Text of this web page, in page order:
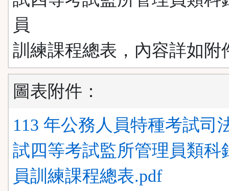
員
訓練課程總表，內容詳如附
圖表附件：
113 年公務人員特種考試司
試四等考試監所管理員類科
員訓練課程總表.pdf